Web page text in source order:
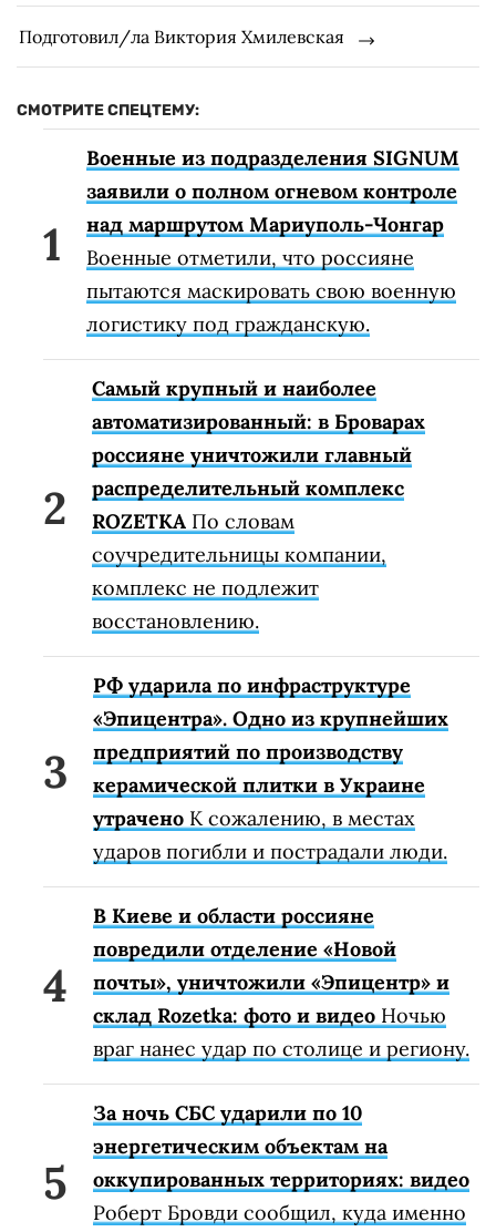
Подготовил/ла Виктория Хмилевская
СМОТРИТЕ СПЕЦТЕМУ:
Военные из подразделения SIGNUM
заявили о полном огневом контроле
над маршрутом Мариуполь-Чонгар
Военные отметили, что россияне
пытаются маскировать свою военную
логистику под гражданскую.
Самый крупный и наиболее
автоматизированный: в Броварах
россияне уничтожили главный
распределительный комплекс
ROZETKA По словам
соучредительницы компании,
комплекс не подлежит
восстановлению.
РФ ударила по инфраструктуре
«Эпицентра». Одно из крупнейших
предприятий по производству
керамической плитки в Украине
утрачено К сожалению, в местах
ударов погибли и пострадали люди.
В Киеве и области россияне
повредили отделение «Новой
почты», уничтожили «Эпицентр» и
склад Rozetka: фото и видео Ночью
враг нанес удар по столице и региону.
За ночь СБС ударили по 10
энергетическим объектам на
оккупированных территориях: видео
Роберт Бровди сообщил, куда именно